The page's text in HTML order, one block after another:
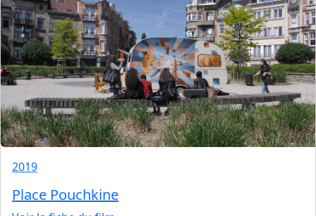
2019
Place Pouchkine